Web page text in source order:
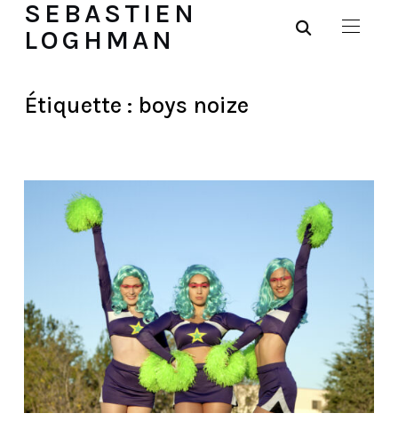
SEBASTIEN
LOGHMAN
Étiquette : boys noize